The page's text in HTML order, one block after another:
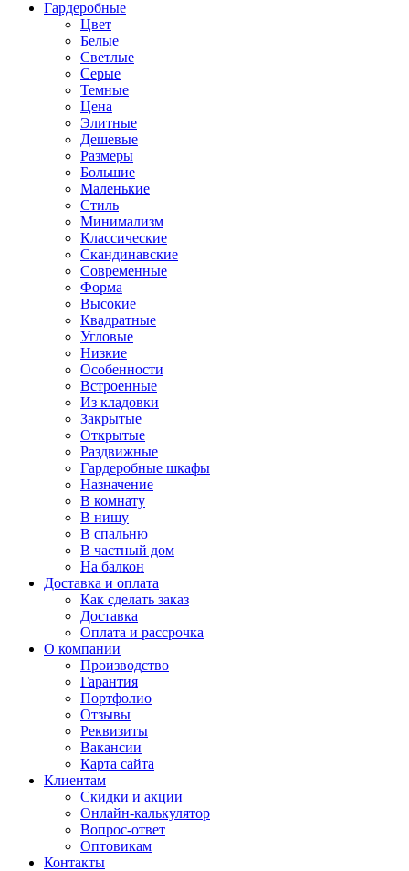
Гардеробные
Цвет
Белые
Светлые
Серые
Темные
Цена
Элитные
Дешевые
Размеры
Большие
Маленькие
Стиль
Минимализм
Классические
Скандинавские
Современные
Форма
Высокие
Квадратные
Угловые
Низкие
Особенности
Встроенные
Из кладовки
Закрытые
Открытые
Раздвижные
Гардеробные шкафы
Назначение
В комнату
В нишу
В спальню
В частный дом
На балкон
Доставка и оплата
Как сделать заказ
Доставка
Оплата и рассрочка
О компании
Производство
Гарантия
Портфолио
Отзывы
Реквизиты
Вакансии
Карта сайта
Клиентам
Скидки и акции
Онлайн-калькулятор
Вопрос-ответ
Оптовикам
Контакты